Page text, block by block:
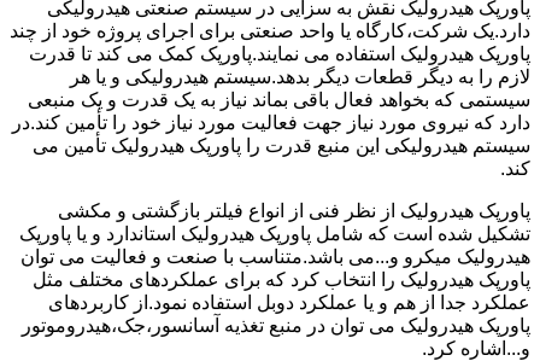
پاورپک هیدرولیک نقش به سزایی در سیستم صنعتی هیدرولیکی
دارد.یک شرکت،کارگاه یا واحد صنعتی برای اجرای پروژه خود از چند
پاورپک هیدرولیک استفاده می نمایند.پاورپک کمک می کند تا قدرت
لازم را به دیگر قطعات دیگر بدهد.سیستم هیدرولیکی و یا هر
سیستمی که بخواهد فعال باقی بماند نیاز به یک قدرت و یک منبعی
دارد که نیروی مورد نیاز جهت فعالیت مورد نیاز خود را تأمین کند.در
سیستم هیدرولیکی این منبع قدرت را پاورپک هیدرولیک تأمین می
کند.
پاورپک هیدرولیک از نظر فنی از انواع فیلتر بازگشتی و مکشی
تشکیل شده است که شامل پاورپک هیدرولیک استاندارد و یا پاورپک
هیدرولیک میکرو و...می باشد.متناسب با صنعت و فعالیت می توان
پاورپک هیدرولیک را انتخاب کرد که برای عملکردهای مختلف مثل
عملکرد جدا از هم و یا عملکرد دوبل استفاده نمود.از کاربردهای
پاورپک هیدرولیک می توان در منبع تغذیه آسانسور،جک،هیدروموتور
و...اشاره کرد.